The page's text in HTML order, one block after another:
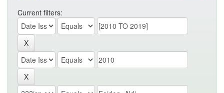
Current filters: